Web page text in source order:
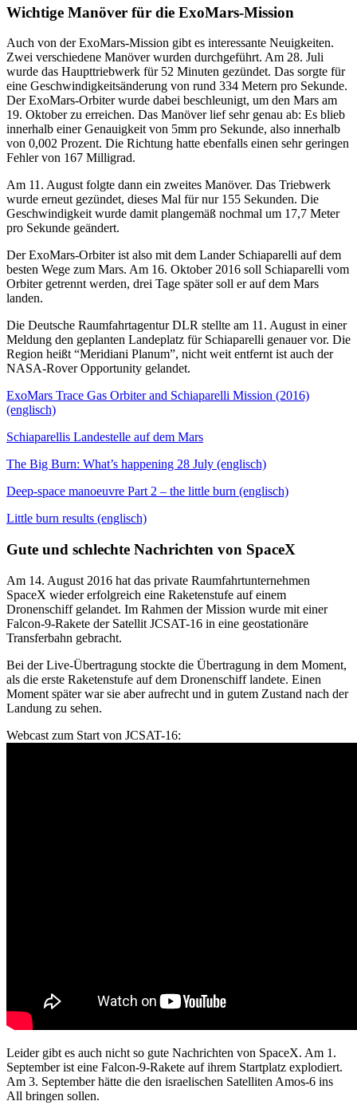
Wichtige Manöver für die ExoMars-Mission
Auch von der ExoMars-Mission gibt es interessante Neuigkeiten.
Zwei verschiedene Manöver wurden durchgeführt. Am 28. Juli
wurde das Haupttriebwerk für 52 Minuten gezündet. Das sorgte für
eine Geschwindigkeitsänderung von rund 334 Metern pro Sekunde.
Der ExoMars-Orbiter wurde dabei beschleunigt, um den Mars am
19. Oktober zu erreichen. Das Manöver lief sehr genau ab: Es blieb
innerhalb einer Genauigkeit von 5mm pro Sekunde, also innerhalb
von 0,002 Prozent. Die Richtung hatte ebenfalls einen sehr geringen
Fehler von 167 Milligrad.
Am 11. August folgte dann ein zweites Manöver. Das Triebwerk
wurde erneut gezündet, dieses Mal für nur 155 Sekunden. Die
Geschwindigkeit wurde damit plangemäß nochmal um 17,7 Meter
pro Sekunde geändert.
Der ExoMars-Orbiter ist also mit dem Lander Schiaparelli auf dem
besten Wege zum Mars. Am 16. Oktober 2016 soll Schiaparelli vom
Orbiter getrennt werden, drei Tage später soll er auf dem Mars
landen.
Die Deutsche Raumfahrtagentur DLR stellte am 11. August in einer
Meldung den geplanten Landeplatz für Schiaparelli genauer vor. Die
Region heißt “Meridiani Planum”, nicht weit entfernt ist auch der
NASA-Rover Opportunity gelandet.
ExoMars Trace Gas Orbiter and Schiaparelli Mission (2016)
(englisch)
Schiaparellis Landestelle auf dem Mars
The Big Burn: What’s happening 28 July (englisch)
Deep-space manoeuvre Part 2 – the little burn (englisch)
Little burn results (englisch)
Gute und schlechte Nachrichten von SpaceX
Am 14. August 2016 hat das private Raumfahrtunternehmen
SpaceX wieder erfolgreich eine Raketenstufe auf einem
Dronenschiff gelandet. Im Rahmen der Mission wurde mit einer
Falcon-9-Rakete der Satellit JCSAT-16 in eine geostationäre
Transferbahn gebracht.
Bei der Live-Übertragung stockte die Übertragung in dem Moment,
als die erste Raketenstufe auf dem Dronenschiff landete. Einen
Moment später war sie aber aufrecht und in gutem Zustand nach der
Landung zu sehen.
Webcast zum Start von JCSAT-16:
Leider gibt es auch nicht so gute Nachrichten von SpaceX. Am 1.
September ist eine Falcon-9-Rakete auf ihrem Startplatz explodiert.
Am 3. September hätte die den israelischen Satelliten Amos-6 ins
All bringen sollen.